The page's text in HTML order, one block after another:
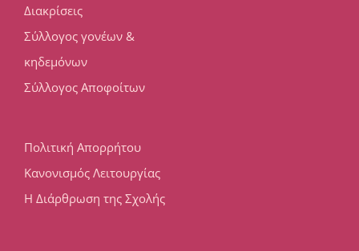
Διακρίσεις
Σύλλογος γονέων &
κηδεμόνων
Σύλλογος Αποφοίτων
Πολιτική Απορρήτου
Κανονισμός Λειτουργίας
Η Διάρθρωση της Σχολής